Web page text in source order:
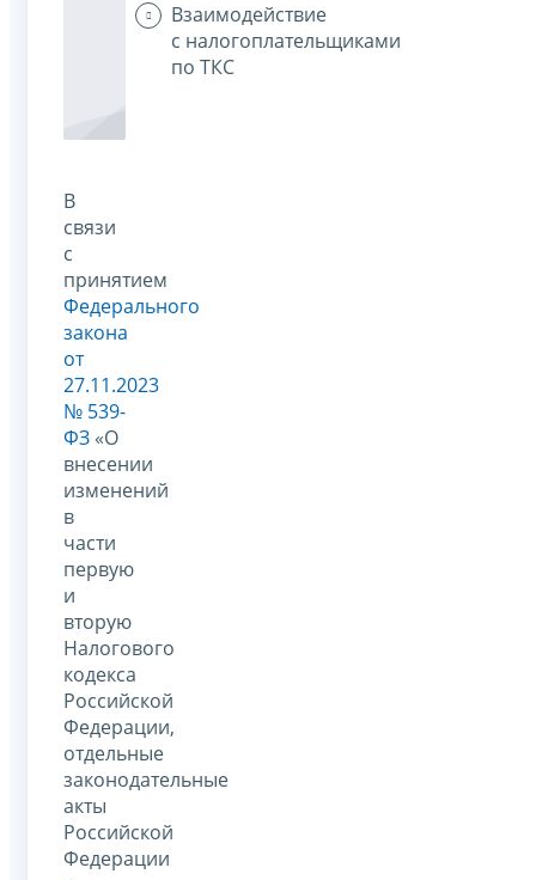
Взаимодействие
с налогоплательщиками
по ТКС
В
связи
с
принятием
Федерального
закона
от
27.11.2023
№ 539-
ФЗ «О
внесении
изменений
в
части
первую
и
вторую
Налогового
кодекса
Российской
Федерации,
отдельные
законодательные
акты
Российской
Федерации